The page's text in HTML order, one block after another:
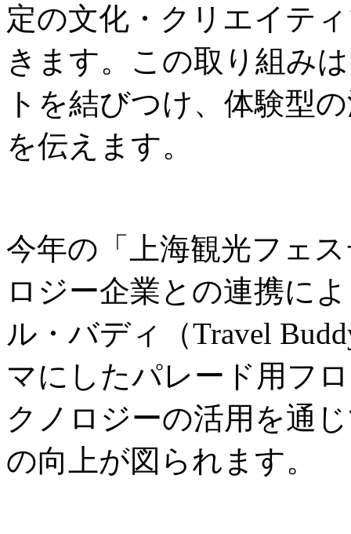
定の文化・クリエイテ
きます。この取り組み
トを結びつけ、体験型
を伝えます。
今年の「上海観光フェ
ロジー企業との連携に
ル・バディ（Travel
マにしたパレード用フ
クノロジーの活用を通
の向上が図られます。